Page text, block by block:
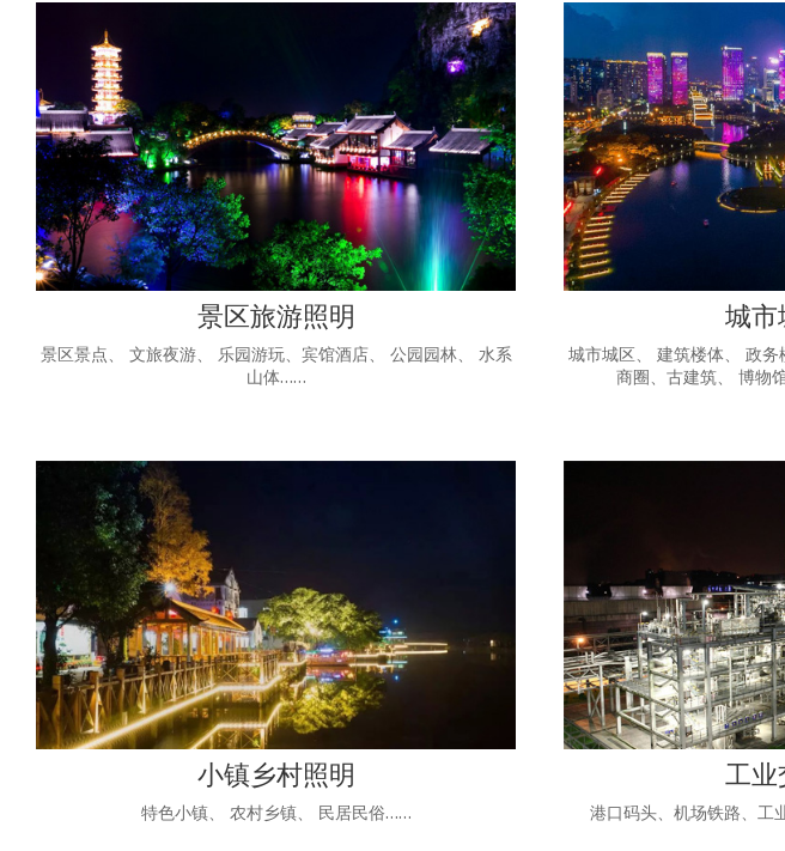
景区旅游照明
景区景点、 文旅夜游、 乐园游玩、宾馆酒店、 公园园林、 水系
山体……
城市
城市城区、 建筑楼体、 政
商圈、古建筑、 博物
小镇乡村照明
特色小镇、 农村乡镇、 民居民俗……
工业
港口码头、机场铁路、工